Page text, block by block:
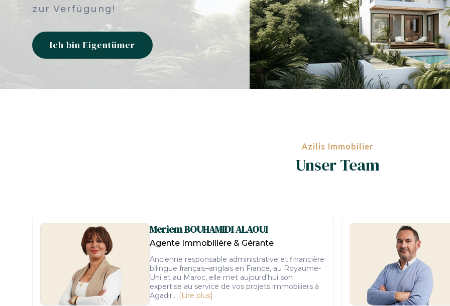
zur Verfügung!
Ich bin Eigentümer
Azilis Immobilier
Unser Team
MeriemBOUHAMIDI ALAOUI
Agente Immobilière & Gérante
Ancienne responsable administrative et financière
bilingue français–anglais en France, au Royaume-
Uni et au Maroc, elle met aujourd’hui son
expertise au service de vos projets immobiliers à
Agadir... [Lire plus]